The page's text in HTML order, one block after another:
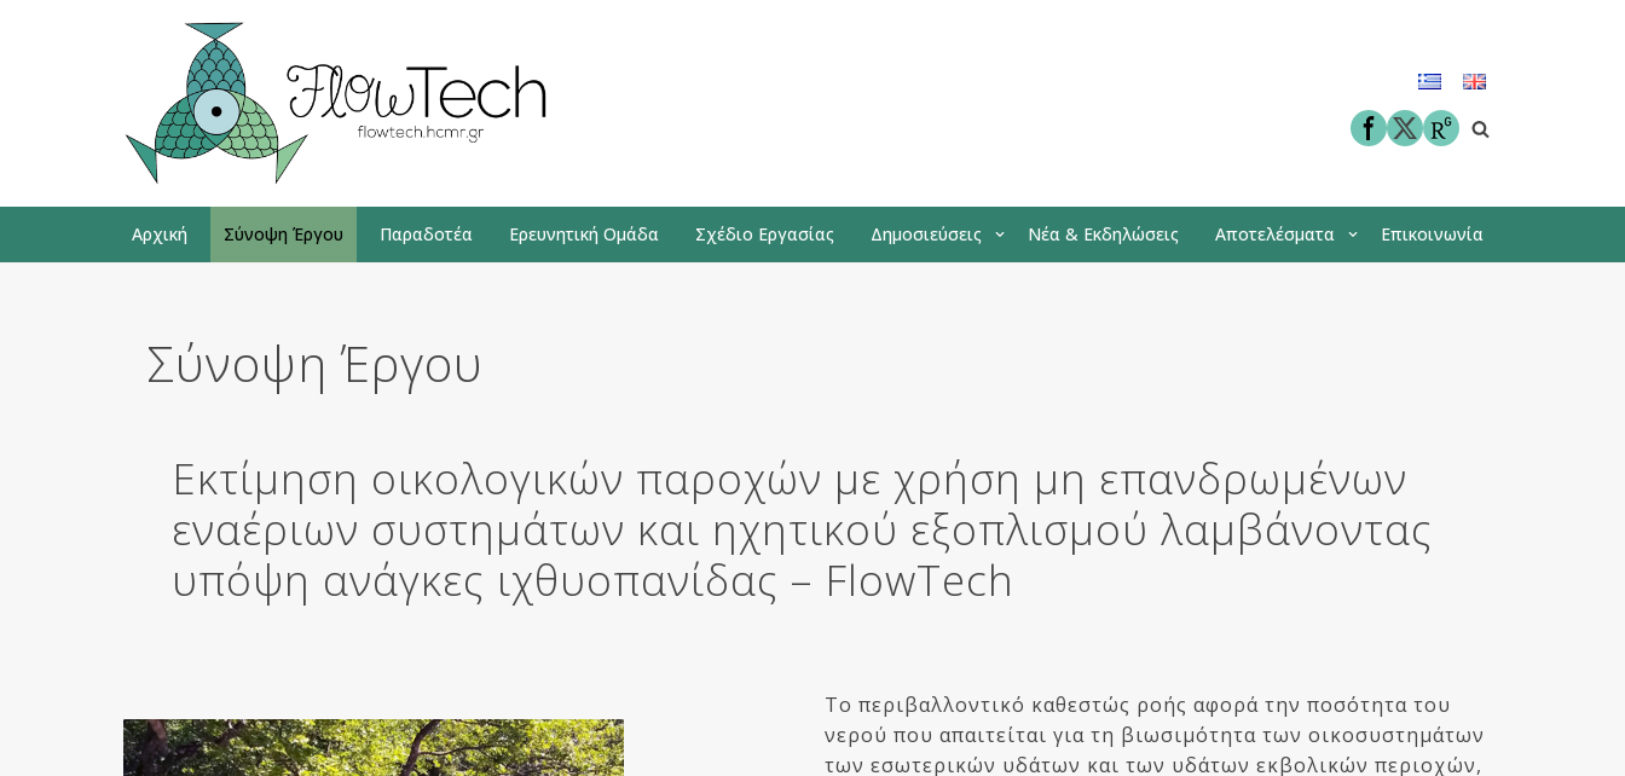
Αρχική Σύνοψη Έργου Παραδοτέα Ερευνητική Ομάδα Σχέδιο Εργασίας Δημοσιεύσεις Νέα & Εκδηλώσεις Αποτελέσματα Επικοινωνία
Σύνοψη Έργου
Εκτίμηση οικολογικών παροχών με χρήση μη επανδρωμένων
εναέριων συστημάτων και ηχητικού εξοπλισμού λαμβάνοντας
υπόψη ανάγκες ιχθυοπανίδας – FlowTech
Το περιβαλλοντικό καθεστώς ροής αφορά την ποσότητα του
νερού που απαιτείται για τη βιωσιμότητα των οικοσυστημάτων
των εσωτερικών υδάτων και των υδάτων εκβολικών περιοχών,